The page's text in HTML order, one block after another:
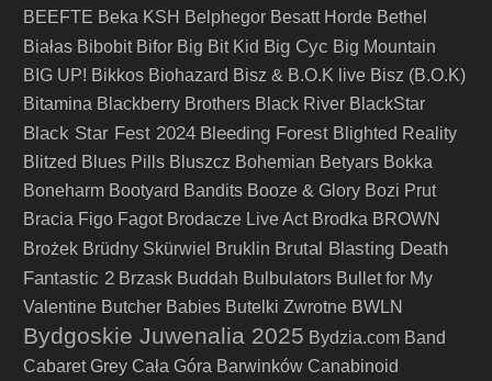
BEEFTE Beka KSH Belphegor Besatt Horde Bethel
Białas Bibobit Bifor Big Bit Kid Big Cyc Big Mountain
BIG UP! Bikkos Biohazard Bisz & B.O.K live Bisz (B.O.K)
Bitamina Blackberry Brothers Black River BlackStar
Black Star Fest 2024 Bleeding Forest Blighted Reality
Blitzed Blues Pills Bluszcz Bohemian Betyars Bokka
Boneharm Bootyard Bandits Booze & Glory Bozi Prut
Bracia Figo Fagot Brodacze Live Act Brodka BROWN
Brożek Brüdny Skürwiel Bruklin Brutal Blasting Death
Fantastic 2 Brzask Buddah Bulbulators Bullet for My
Valentine Butcher Babies Butelki Zwrotne BWLN
Bydgoskie Juwenalia 2025 Bydzia.com Band
Cabaret Grey Cała Góra Barwinków Canabinoid